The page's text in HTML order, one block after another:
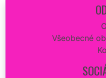
Všeobecné